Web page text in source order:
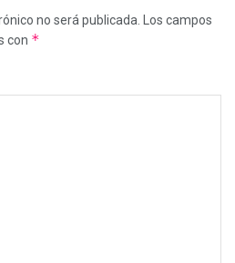
no será publicada. Los campos
con *